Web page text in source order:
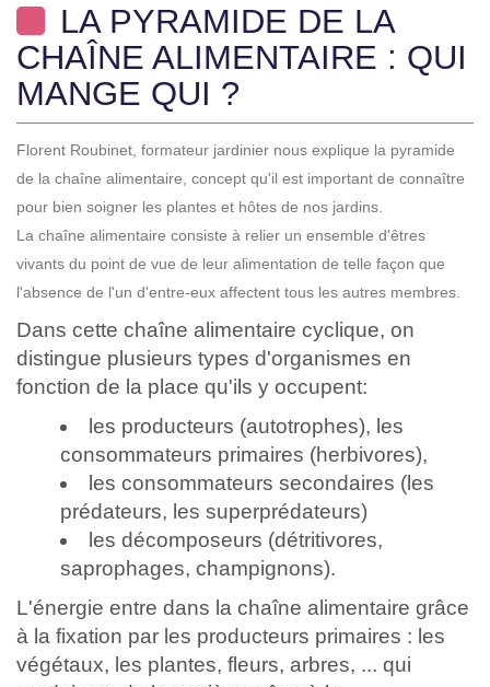
LA PYRAMIDE DE LA
CHAÎNE ALIMENTAIRE : QUI
MANGE QUI ?
Florent Roubinet, formateur jardinier nous explique la pyramide
de la chaîne alimentaire, concept qu'il est important de connaître
pour bien soigner les plantes et hôtes de nos jardins.
La chaîne alimentaire consiste à relier un ensemble d'êtres
vivants du point de vue de leur alimentation de telle façon que
l'absence de l'un d'entre-eux affectent tous les autres membres.
Dans cette chaîne alimentaire cyclique, on
distingue plusieurs types d'organismes en
fonction de la place qu'ils y occupent:
les producteurs (autotrophes), les
consommateurs primaires (herbivores),
les consommateurs secondaires (les
prédateurs, les superprédateurs)
les décomposeurs (détritivores,
saprophages, champignons).
L'énergie entre dans la chaîne alimentaire grâce
à la fixation par les producteurs primaires : les
végétaux, les plantes, fleurs, arbres, ... qui